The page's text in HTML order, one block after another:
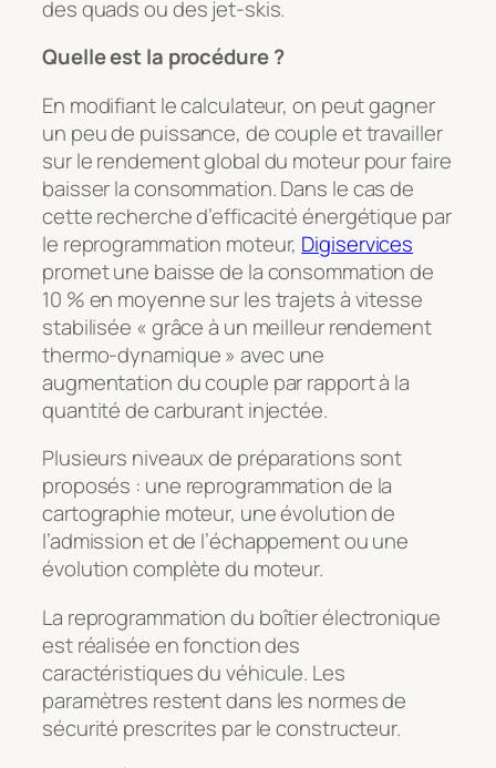
des quads ou des jet-skis.
Quelle est la procédure ?
En modifiant le calculateur, on peut gagner
un peu de puissance, de couple et travailler
sur le rendement global du moteur pour faire
baisser la consommation. Dans le cas de
cette recherche d’efficacité énergétique par
le reprogrammation moteur, Digiservices
promet une baisse de la consommation de
10 % en moyenne sur les trajets à vitesse
stabilisée « grâce à un meilleur rendement
thermo-dynamique » avec une
augmentation du couple par rapport à la
quantité de carburant injectée.
Plusieurs niveaux de préparations sont
proposés : une reprogrammation de la
cartographie moteur, une évolution de
l’admission et de l’échappement ou une
évolution complète du moteur.
La reprogrammation du boîtier électronique
est réalisée en fonction des
caractéristiques du véhicule. Les
paramètres restent dans les normes de
sécurité prescrites par le constructeur.